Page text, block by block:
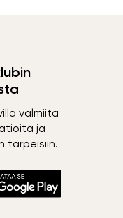
valmiita
ja
tarpeisiin.